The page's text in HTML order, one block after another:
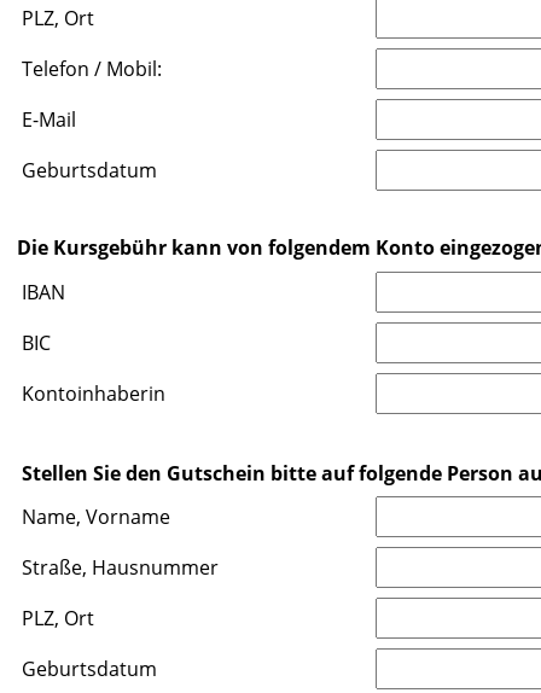
PLZ, Ort
Telefon / Mobil:
E-Mail
Geburtsdatum
Die Kursgebühr kann von folgendem Konto
IBAN
BIC
Kontoinhaberin
Stellen Sie den Gutschein bitte auf folgende Person
Name, Vorname
Straße, Hausnummer
PLZ, Ort
Geburtsdatum